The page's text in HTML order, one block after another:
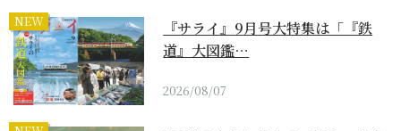
NEW
『サライ』9月号大特集は「『鉄
道』大図鑑…
2026/08/07